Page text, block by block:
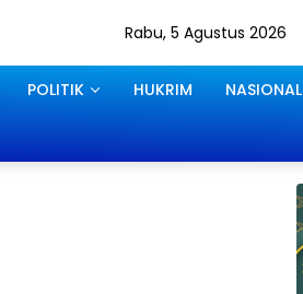
Rabu, 5 Agustus 2026
POLITIK HUKRIM NASIONAL